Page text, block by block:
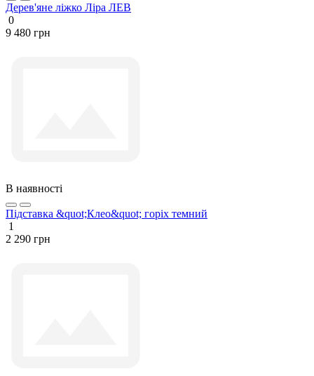
Дерев'яне ліжко Ліра ЛЕВ
0
9 480 грн
В наявності
Підставка &quot;Клео&quot; горіх темний
1
2 290 грн